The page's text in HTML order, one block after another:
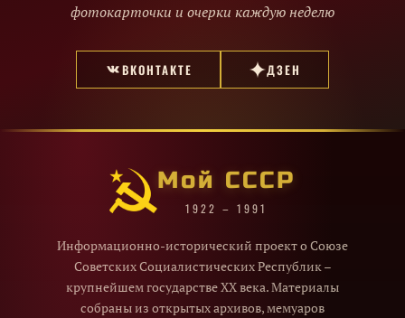
фотокарточки и очерки каждую неделю
ВКОНТАКТЕ ДЗЕН
Мой СССР
1922 – 1991
Информационно-исторический проект о Союзе
Советских Социалистических Республик –
крупнейшем государстве XX века. Материалы
собраны из открытых архивов, мемуаров